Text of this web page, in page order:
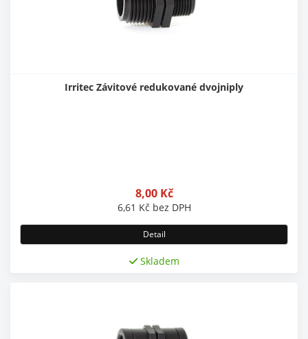
Irritec Závitové redukované dvojniply
8,00 Kč
6,61 Kč bez DPH
Detail
Skladem